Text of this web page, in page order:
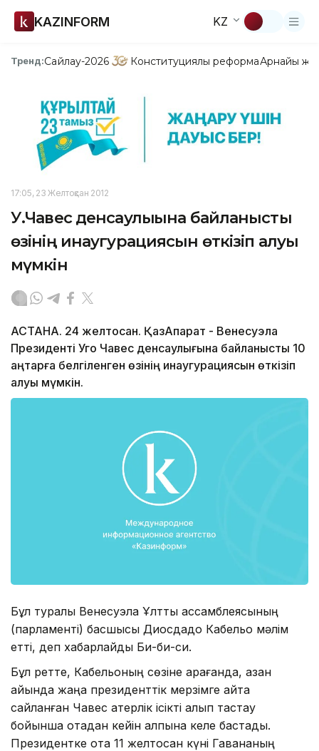
KAZINFORM KZ
Тренд:Сайлау-2026 Конституциялық реформаАрнайы
17:05, 23 Желтоқсан 2012
У.Чавес денсаулығына байланысты
өзінің инаугурациясын өткізіп алуы
мүмкін
АСТАНА. 24 желтоқсан. ҚазАқпарат - Венесуэла
Президенті Уго Чавес денсаулығына байланысты 10
қаңтарға белгіленген өзінің инаугурациясын өткізіп
алуы мүмкін.
Бұл туралы Венесуэла Ұлттық ассамблеясының
(парламенті) басшысы Диосдадо Кабельо мәлім
етті, деп хабарлайды Би-би-си.
Бұл ретте, Кабельоның сөзіне қарағанда, қазан
айында жаңа президенттік мерзімге қайта
сайланған Чавес қатерлік ісікті алып тастау
бойынша отадан кейін қалпына келе бастады.
Президентке ота 11 желтоқсан күні Гавананың